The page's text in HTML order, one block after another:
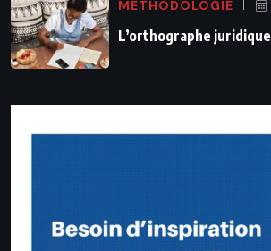
MÉTHODOLOGIE
L’orthographe juridique